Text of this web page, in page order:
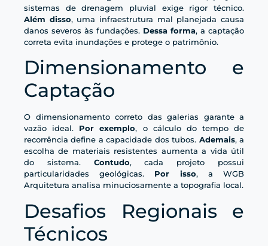
sistemas de drenagem pluvial exige rigor técnico.
Além disso, uma infraestrutura mal planejada causa
danos severos às fundações. Dessa forma, a captação
correta evita inundações e protege o patrimônio.
Dimensionamento e
Captação
O dimensionamento correto das galerias garante a
vazão ideal. Por exemplo, o cálculo do tempo de
recorrência define a capacidade dos tubos. Ademais, a
escolha de materiais resistentes aumenta a vida útil
do sistema. Contudo, cada projeto possui
particularidades geológicas. Por isso, a WGB
Arquitetura analisa minuciosamente a topografia local.
Desafios Regionais e
Técnicos